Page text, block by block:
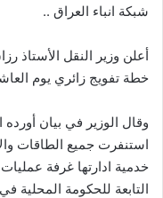
شبكة انباء العراق ..
أعلن وزير النقل الأستاذ
خطة تفويج زائري يوم
وقال الوزير في بيان أورده
استنفرت جميع الطاقات
خدمية ادارتها غرفة
التابعة للحكومة المحلية